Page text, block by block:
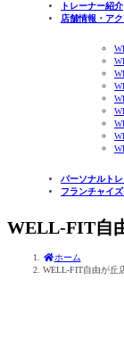
トレーナー紹介
店舗情報・ア
パーソナルト
フランチャイ
WELL-FIT自
ホーム
WELL-FIT自由が丘